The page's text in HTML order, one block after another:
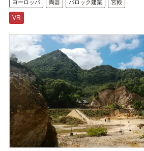
ヨーロッパ 陶器 バロック建築 宮殿
VR